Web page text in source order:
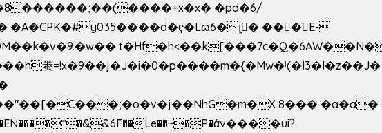
�pd�6/
լ� ���E-
=!x�9��j�J�i�0�p��
8��� �a�a�